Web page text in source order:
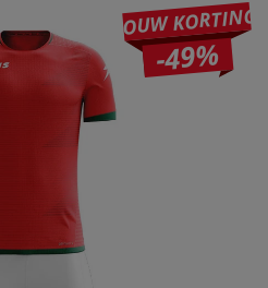
JOUW KORTING
-49%